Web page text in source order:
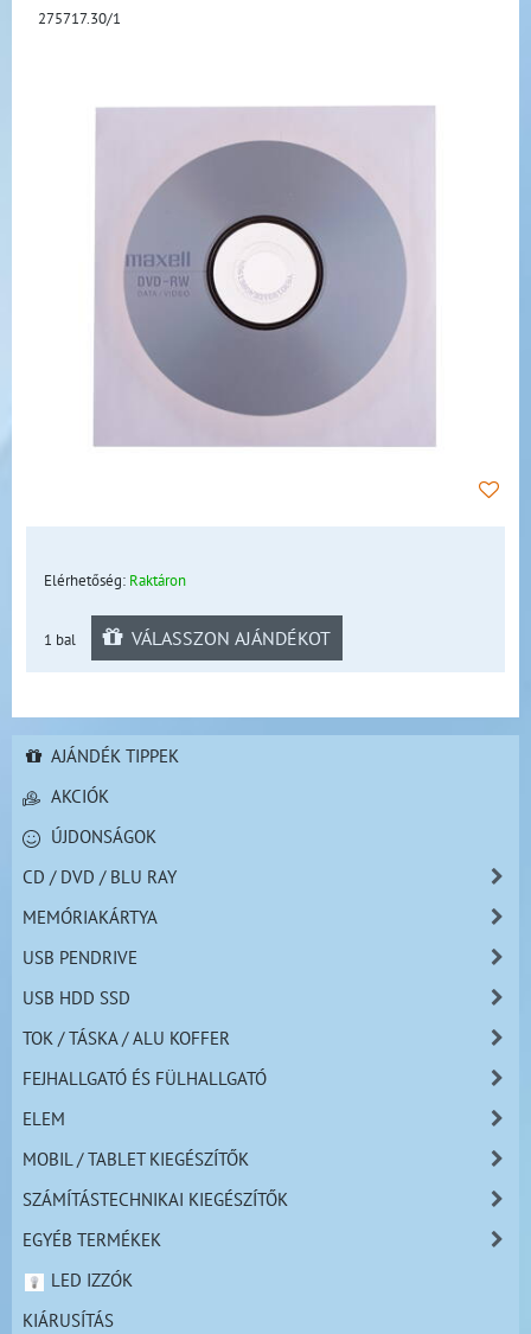
275717.30/1
Elérhetőség: Raktáron
1 bal VÁLASSZON AJÁNDÉKOT
AJÁNDÉK TIPPEK
AKCIÓK
ÚJDONSÁGOK
CD / DVD / BLU RAY
MEMÓRIAKÁRTYA
USB PENDRIVE
USB HDD SSD
TOK / TÁSKA / ALU KOFFER
FEJHALLGATÓ ÉS FÜLHALLGATÓ
ELEM
MOBIL / TABLET KIEGÉSZÍTŐK
SZÁMÍTÁSTECHNIKAI KIEGÉSZÍTŐK
EGYÉB TERMÉKEK
LED IZZÓK
KIÁRUSÍTÁS